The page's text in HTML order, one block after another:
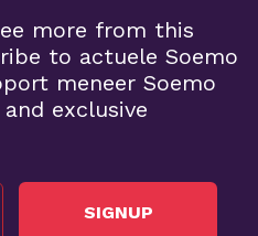
more from this
to actuele Soemo
meneer Soemo
exclusive
SIGNUP